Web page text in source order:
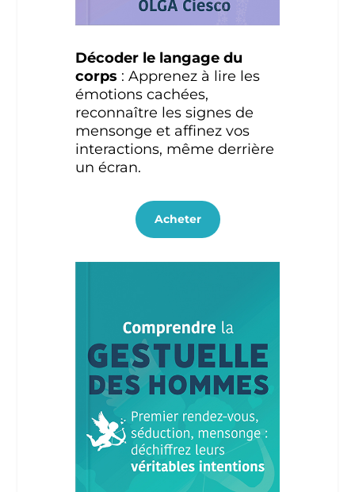
Décoder le langage du
corps : Apprenez à lire les
émotions cachées,
reconnaître les signes de
mensonge et affinez vos
interactions, même derrière
un écran.
Acheter